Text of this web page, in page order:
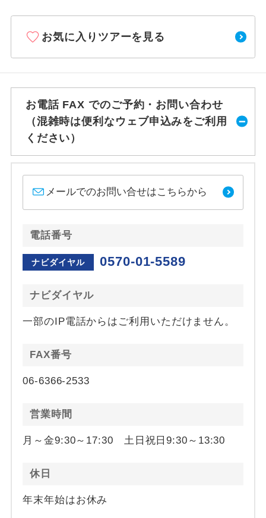
お気に入りツアーを見る
お電話 FAX でのご予約・お問い合わせ
（混雑時は便利なウェブ申込みをご利用
ください）
メールでのお問い合せはこちらから
電話番号
ナビダイヤル 0570-01-5589
ナビダイヤル
一部のIP電話からはご利用いただけません。
FAX番号
06-6366-2533
営業時間
月～金9:30～17:30 土日祝日9:30～13:30
休日
年末年始はお休み